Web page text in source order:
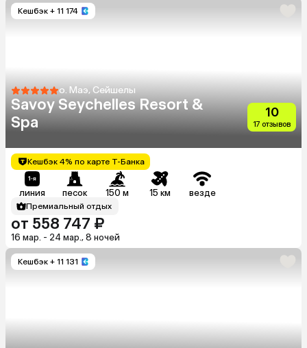
Кешбэк + 11 174
о. Маэ, Сейшелы
Savoy Seychelles Resort &
Spa
10
17 отзывов
Кешбэк 4% по карте Т-Банка
линия песок 150 м 15 км везде
Премиальный отдых
от 558 747 ₽
16 мар. - 24 мар., 8 ночей
Кешбэк + 11 131